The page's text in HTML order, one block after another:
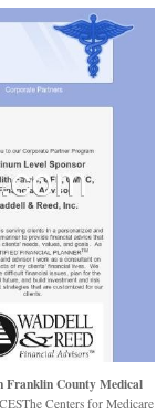
Franklin County Medical
Centers for Medicare